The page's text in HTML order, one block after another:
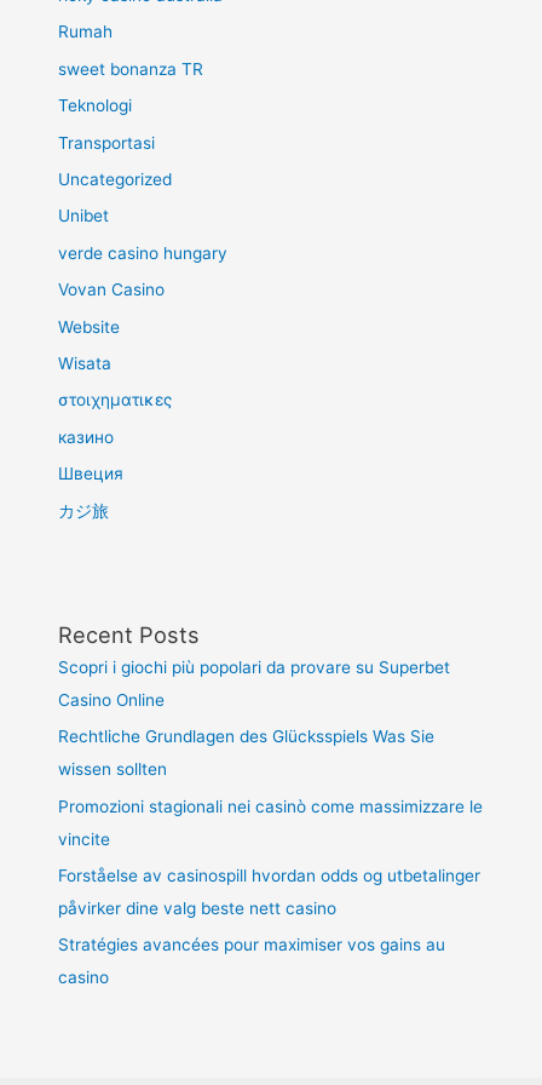
Rumah
sweet bonanza TR
Teknologi
Transportasi
Uncategorized
Unibet
verde casino hungary
Vovan Casino
Website
Wisata
στοιχηματικες
казино
Швеция
カジ旅
Recent Posts
Scopri i giochi più popolari da provare su Superbet
Casino Online
Rechtliche Grundlagen des Glücksspiels Was Sie
wissen sollten
Promozioni stagionali nei casinò come massimizzare le
vincite
Forståelse av casinospill hvordan odds og utbetalinger
påvirker dine valg beste nett casino
Stratégies avancées pour maximiser vos gains au
casino